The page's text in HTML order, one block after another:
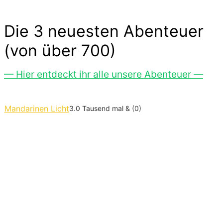
Die 3 neuesten Abenteuer
(von über 700)
— Hier entdeckt ihr alle unsere Abenteuer —
Mandarinen Licht3.0 Tausend mal & (0)